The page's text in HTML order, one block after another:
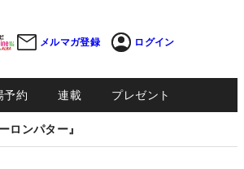
メルマガ登録 ログイン
予約 連載 プレゼント
ンパター』